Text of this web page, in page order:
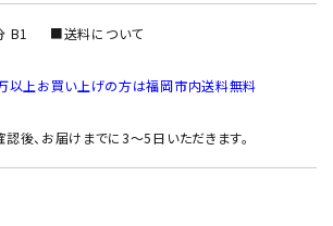
B1 ■送料について
以上お買い上げの方は福岡市内送料無料
後、お届けまでに3～5日いただきます。